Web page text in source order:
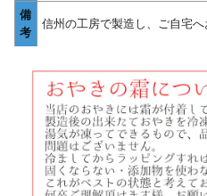
備
考
信州の工房で製造し、ご自宅へ